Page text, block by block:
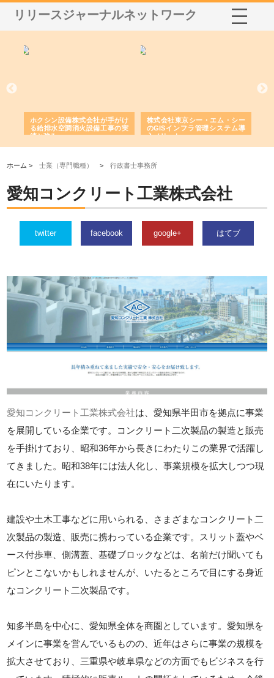
リリースジャーナルネットワーク
ホクシン設備株式会社が手がけ
る給排水空調消火設備工事の実
績と強み
株式会社東京シー・エム・シー
のGISインフラ管理システム導
入メリット
ホーム >士業（専門職種） >行政書士事務所
愛知コンクリート工業株式会社
twitter facebook google+ はてブ
愛知コンクリート工業株式会社は、愛知県半田市を拠点に事業
を展開している企業です。コンクリート二次製品の製造と販売
を手掛けており、昭和36年から長きにわたりこの業界で活躍し
てきました。昭和38年には法人化し、事業規模を拡大しつつ現
在にいたります。
建設や土木工事などに用いられる、さまざまなコンクリート二
次製品の製造、販売に携わっている企業です。スリット蓋やベ
ース付歩車、側溝蓋、基礎ブロックなどは、名前だけ聞いても
ピンとこないかもしれませんが、いたるところで目にする身近
なコンクリート二次製品です。
知多半島を中心に、愛知県全体を商圏としています。愛知県を
メインに事業を営んでいるものの、近年はさらに事業の規模を
拡大させており、三重県や岐阜県などの方面でもビジネスを行